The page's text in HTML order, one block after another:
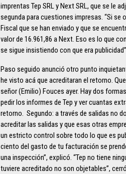
imprentas Tep SRL y Next SRL, que se le
segunda para cuestiones impresas. “Si
Fiscal que se han enviado y que se
valor de 16.961,86 a Next. Eso es lo que
se sigue insistiendo con que era
Paso seguido anunció otro punto
he visto acá que acreditaran el retorno.
señor (Emilio) Fouces ayer. Hay dos
pedir los informes de Tep y ver cuantas
retorno. Segundo: a través de salidas no
acreditar las salidas y que esas otras
un estricto control sobre todo lo que es
ciento del gasto de tu facturación se
una inspección”, explicó. “Tep no tiene
tuviere acreditado no son objetables”,